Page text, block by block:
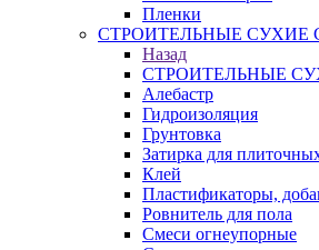
Пленки
СТРОИТЕЛЬНЫЕ СУХИЕ
Назад
СТРОИТЕЛЬНЫЕ
Алебастр
Гидроизоляция
Грунтовка
Затирка для
Клей
Пластификаторы,
Ровнитель для пола
Смеси огнеупорные